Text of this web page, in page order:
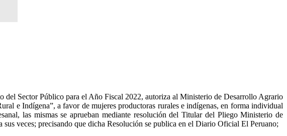
del Sector Público para el Año Fiscal 2022, autoriza al Ministerio de Desarrollo Agrario
e Indígena”, a favor de mujeres productoras rurales e indígenas, en forma individual
las mismas se aprueban mediante resolución del Titular del Pliego Ministerio de
veces; precisando que dicha Resolución se publica en el Diario Oficial El Peruano;